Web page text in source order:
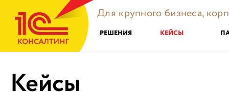
Для крупного бизнеса,
РЕШЕНИЯ КЕЙСЫ
Кейсы